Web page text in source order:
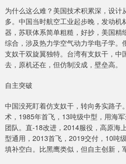
为什么这么难？美国技术积累深，设计
多。中国当时航空工业起步晚，发动机
器，苏联体系简单粗糙，好抄，美国精
综合，涉及热力学空气动力学电子学。
支奴干双旋翼独特。台湾有支奴干，中
去，原机还在，但仿制没成，壁垒高。
自主突破
中国没死盯着仿支奴干，转向务实路子
术，1985年首飞，13吨级中型，用海
团队。直-18改进，2014服役，高原海
型通用，2013首飞，2019交付，10吨
填补空白。比黑鹰类似，但自主创新，